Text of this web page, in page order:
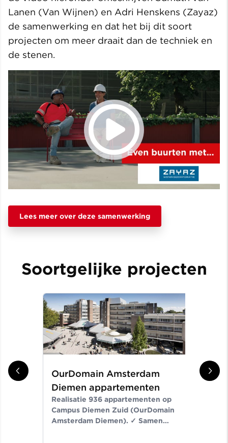
Lanen (Van Wijnen) en Adri Henskens (Zayaz)
de samenwerking en dat het bij dit soort
projecten om meer draait dan de techniek en
de stenen.
Lees meer over deze samenwerking
Soortgelijke projecten
OurDomain Amsterdam
Diemen appartementen
Realisatie 936 appartementen op
Campus Diemen Zuid (OurDomain
Amsterdam Diemen). ✓ Samen